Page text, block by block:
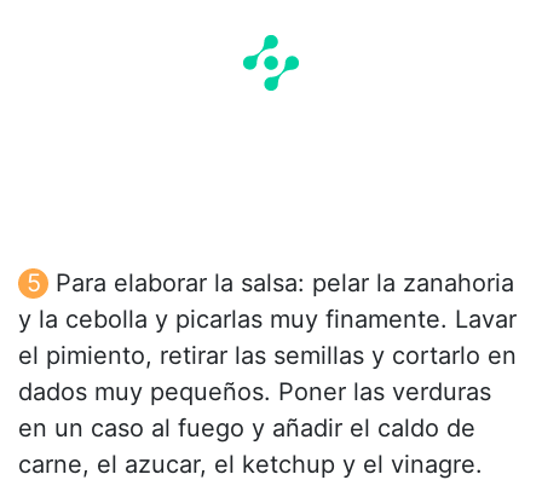
Para elaborar la salsa: pelar la zanahoria
y la cebolla y picarlas muy finamente. Lavar
el pimiento, retirar las semillas y cortarlo en
dados muy pequeños. Poner las verduras
en un caso al fuego y añadir el caldo de
carne, el azucar, el ketchup y el vinagre.